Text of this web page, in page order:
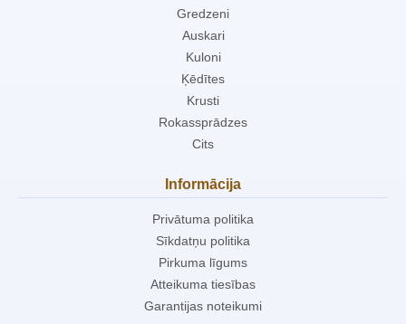
Gredzeni
Auskari
Kuloni
Ķēdītes
Krusti
Rokassprādzes
Cits
Informācija
Privātuma politika
Sīkdatņu politika
Pirkuma līgums
Atteikuma tiesības
Garantijas noteikumi